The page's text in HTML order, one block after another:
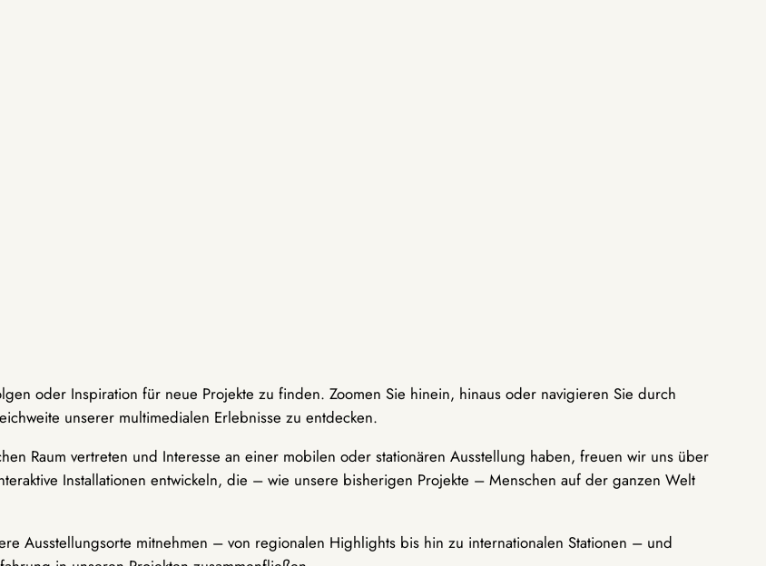
oder Inspiration für neue Projekte zu finden. Zoomen Sie hinein, hinaus oder navigieren Sie durch
unserer multimedialen Erlebnisse zu entdecken.
Raum vertreten und Interesse an einer mobilen oder stationären Ausstellung haben, freuen wir uns über
Installationen entwickeln, die – wie unsere bisherigen Projekte – Menschen auf der ganzen Welt
Ausstellungsorte mitnehmen – von regionalen Highlights bis hin zu internationalen Stationen – und